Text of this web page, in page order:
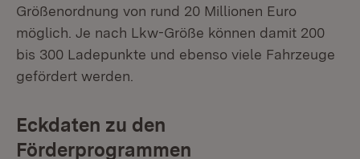
Größenordnung von rund 20 Millionen Euro
möglich. Je nach Lkw-Größe können damit 200
bis 300 Ladepunkte und ebenso viele Fahrzeuge
gefördert werden.
Eckdaten zu den
Förderprogrammen